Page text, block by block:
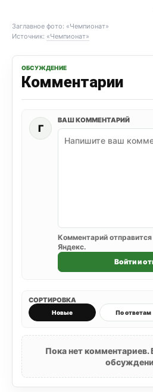
Заглавное фото: «Чемпионат»
Источник: «Чемпионат»
ОБСУЖДЕНИЕ
Комментарии
Г
ВАШ КОММЕНТАРИЙ
Комментарий отправится
Яндекс.
Войти и
СОРТИРОВКА
Новые По ответам
Пока нет комментариев.